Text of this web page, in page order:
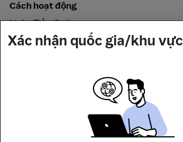
Cách hoạt động
Hoàn Tiền Online
Được đảm bảo bởi
Xác nhận quốc gia/khu vực